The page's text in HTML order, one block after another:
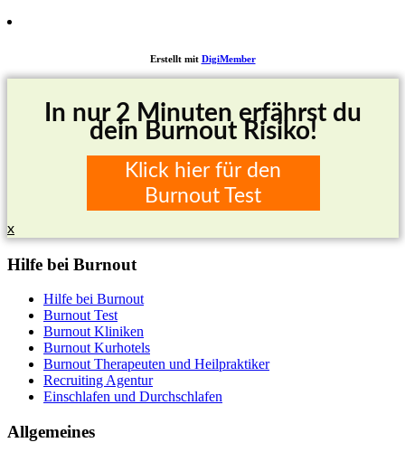
Erstellt mit DigiMember
In nur 2 Minuten erfährst du
dein Burnout Risiko!
Klick hier für den
Burnout Test
x
Hilfe bei Burnout
Hilfe bei Burnout
Burnout Test
Burnout Kliniken
Burnout Kurhotels
Burnout Therapeuten und Heilpraktiker
Recruiting Agentur
Einschlafen und Durchschlafen
Allgemeines